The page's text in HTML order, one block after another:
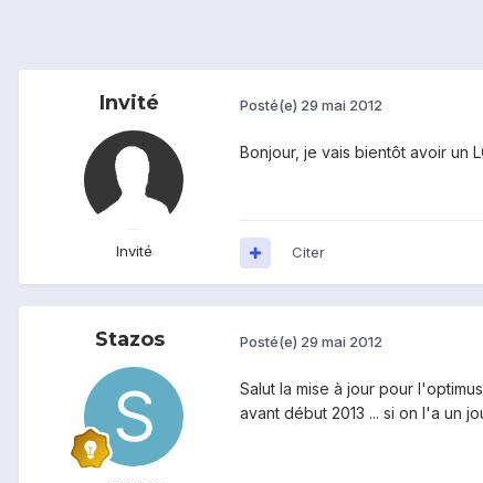
Invité
Invité
Posté(e) 29 mai 2012
Bonjour, je vais bientôt avoir un
Citer
Stazos Posté(e) 29 mai 2012
Salut la mise à jour pour
avant début 2013 ... si on l'a un